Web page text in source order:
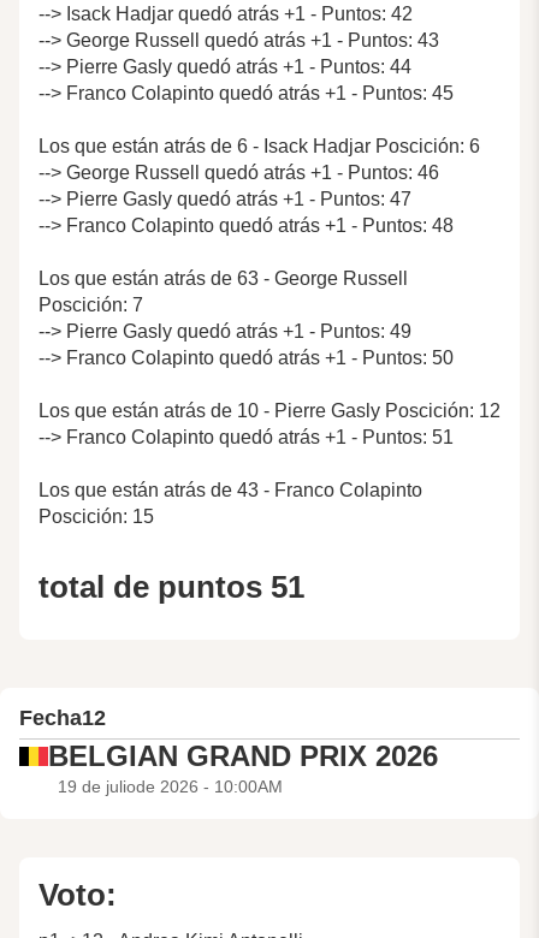
--> Isack Hadjar quedó atrás +1 - Puntos: 42
--> George Russell quedó atrás +1 - Puntos: 43
--> Pierre Gasly quedó atrás +1 - Puntos: 44
--> Franco Colapinto quedó atrás +1 - Puntos: 45
Los que están atrás de 6 - Isack Hadjar Poscición: 6
--> George Russell quedó atrás +1 - Puntos: 46
--> Pierre Gasly quedó atrás +1 - Puntos: 47
--> Franco Colapinto quedó atrás +1 - Puntos: 48
Los que están atrás de 63 - George Russell
Poscición: 7
--> Pierre Gasly quedó atrás +1 - Puntos: 49
--> Franco Colapinto quedó atrás +1 - Puntos: 50
Los que están atrás de 10 - Pierre Gasly Poscición: 12
--> Franco Colapinto quedó atrás +1 - Puntos: 51
Los que están atrás de 43 - Franco Colapinto
Poscición: 15
total de puntos 51
Fecha12
BELGIAN GRAND PRIX 2026
19 de juliode 2026 - 10:00AM
Voto: